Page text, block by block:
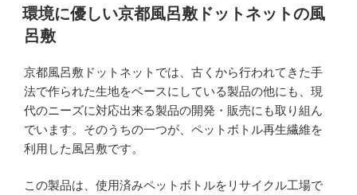
稿
日:
環境に優しい京都風呂敷ドットネットの風
呂敷
京都風呂敷ドットネットでは、古くから行われてきた手
法で作られた生地をベースにしている製品の他にも、現
代のニーズに対応出来る製品の開発・販売にも取り組ん
でいます。そのうちの一つが、ペットボトル再生繊維を
利用した風呂敷です。
この製品は、使用済みペットボトルをリサイクル工場で